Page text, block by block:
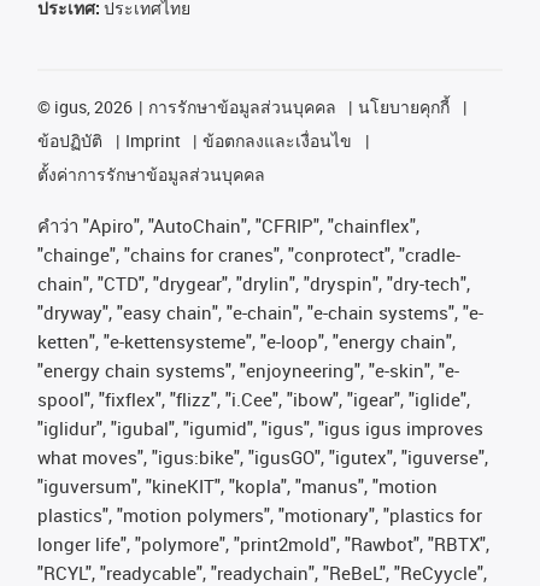
ประเทศ: ประเทศไทย
© igus, 2026 การรักษาข้อมูลส่วนบุคคล
นโยบายคุกกี้
ข้อปฏิบัติ
Imprint
ข้อตกลงและเงื่อนไข
ตั้งค่าการรักษาข้อมูลส่วนบุคคล
คําว่า "Apiro", "AutoChain", "CFRIP", "chainflex",
"chainge", "chains for cranes", "conprotect", "cradle-
chain", "CTD", "drygear", "drylin", "dryspin", "dry-tech",
"dryway", "easy chain", "e-chain", "e-chain systems", "e-
ketten", "e-kettensysteme", "e-loop", "energy chain",
"energy chain systems", "enjoyneering", "e-skin", "e-
spool", "fixflex", "flizz", "i.Cee", "ibow", "igear", "iglide",
"iglidur", "igubal", "igumid", "igus", "igus igus improves
what moves", "igus:bike", "igusGO", "igutex", "iguverse",
"iguversum", "kineKIT", "kopla", "manus", "motion
plastics", "motion polymers", "motionary", "plastics for
longer life", "polymore", "print2mold", "Rawbot", "RBTX",
"RCYL", "readycable", "readychain", "ReBeL", "ReCyycle",